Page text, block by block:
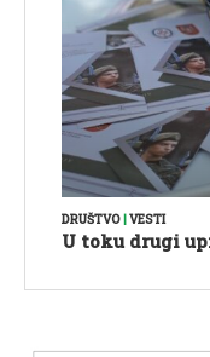
DRUŠTVO VESTI
U toku drugi